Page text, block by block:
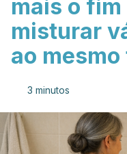
mais o fim
misturar
ao
3 minutos